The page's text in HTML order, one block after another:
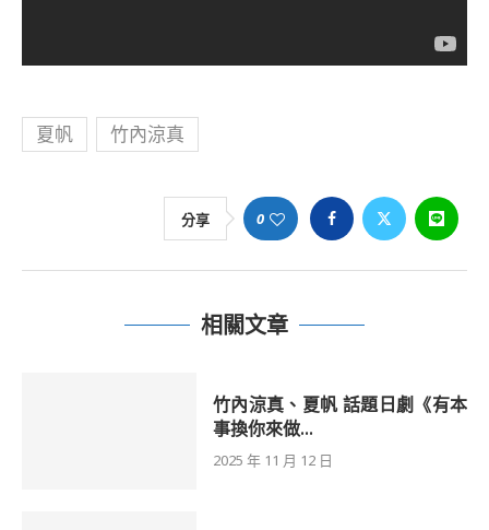
夏帆 竹內涼真
分享 0
相關文章
竹內涼真、夏帆 話題日劇《有本
事換你來做...
2025 年 11 月 12 日